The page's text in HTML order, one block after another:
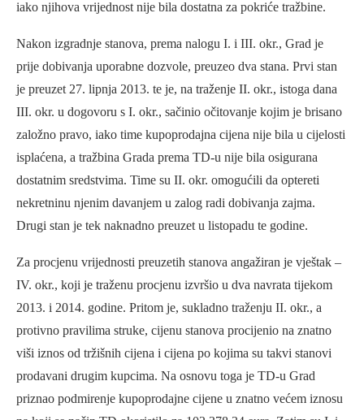
iako njihova vrijednost nije bila dostatna za pokriće tražbine.
Nakon izgradnje stanova, prema nalogu I. i III. okr., Grad je
prije dobivanja uporabne dozvole, preuzeo dva stana. Prvi stan
je preuzet 27. lipnja 2013. te je, na traženje II. okr., istoga dana
III. okr. u dogovoru s I. okr., sačinio očitovanje kojim je brisano
založno pravo, iako time kupoprodajna cijena nije bila u cijelosti
isplaćena, a tražbina Grada prema TD-u nije bila osigurana
dostatnim sredstvima. Time su II. okr. omogućili da optereti
nekretninu njenim davanjem u zalog radi dobivanja zajma.
Drugi stan je tek naknadno preuzet u listopadu te godine.
Za procjenu vrijednosti preuzetih stanova angažiran je vještak –
IV. okr., koji je traženu procjenu izvršio u dva navrata tijekom
2013. i 2014. godine. Pritom je, sukladno traženju II. okr., a
protivno pravilima struke, cijenu stanova procijenio na znatno
viši iznos od tržišnih cijena i cijena po kojima su takvi stanovi
prodavani drugim kupcima. Na osnovu toga je TD-u Grad
priznao podmirenje kupoprodajne cijene u znatno većem iznosu